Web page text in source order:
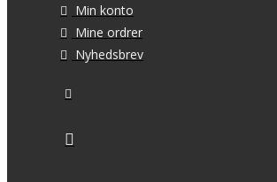
Min konto
Mine ordrer
Nyhedsbrev